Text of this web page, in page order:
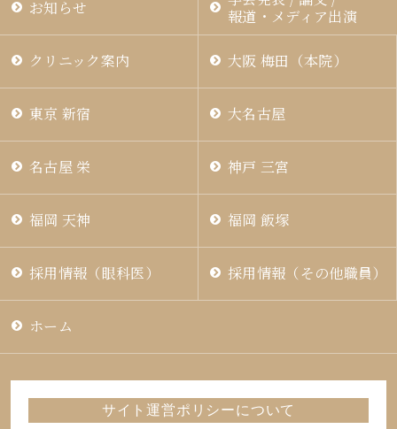
お知らせ
報道・メディア出演
クリニック案内 大阪 梅田（本院）
東京 新宿 大名古屋
名古屋 栄 神戸 三宮
福岡 天神 福岡 飯塚
採用情報（眼科医） 採用情報（その他職員）
ホーム
サイト運営ポリシーについて